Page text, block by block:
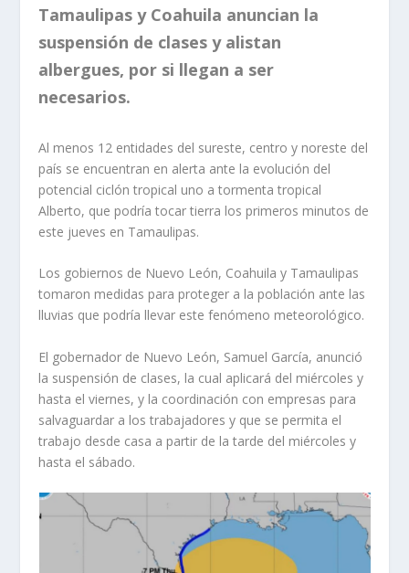
Tamaulipas y Coahuila anuncian la
suspensión de clases y alistan
albergues, por si llegan a ser
necesarios.
Al menos 12 entidades del sureste, centro y noreste del
país se encuentran en alerta ante la evolución del
potencial ciclón tropical uno a tormenta tropical
Alberto, que podría tocar tierra los primeros minutos de
este jueves en Tamaulipas.
Los gobiernos de Nuevo León, Coahuila y Tamaulipas
tomaron medidas para proteger a la población ante las
lluvias que podría llevar este fenómeno meteorológico.
El gobernador de Nuevo León, Samuel García, anunció
la suspensión de clases, la cual aplicará del miércoles y
hasta el viernes, y la coordinación con empresas para
salvaguardar a los trabajadores y que se permita el
trabajo desde casa a partir de la tarde del miércoles y
hasta el sábado.